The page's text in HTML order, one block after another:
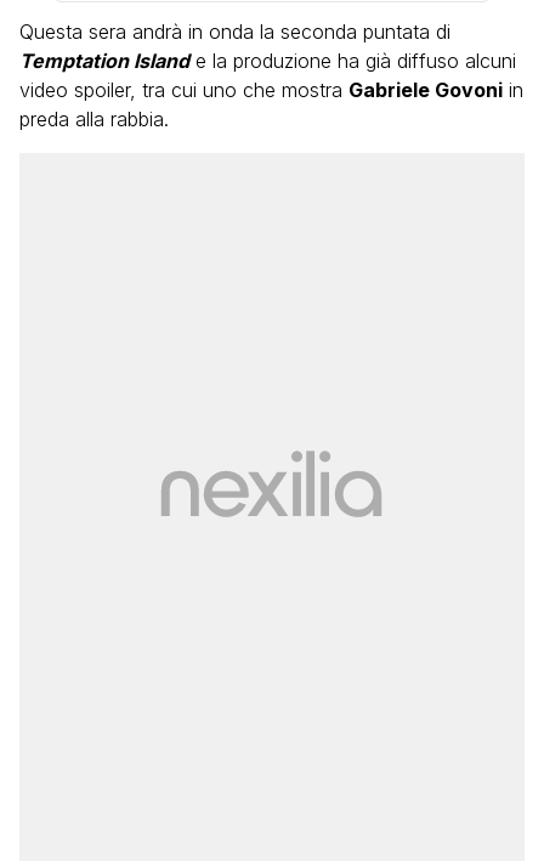
Questa sera andrà in onda la seconda puntata di
Temptation Islande la produzione ha già diffuso alcuni
video spoiler, tra cui uno che mostra Gabriele Govoni in
preda alla rabbia.